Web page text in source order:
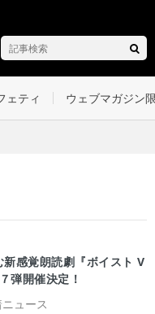
ェティ ウェブマガジン
ニュース
新感覚朗読劇『ボイスト V
開催決定！